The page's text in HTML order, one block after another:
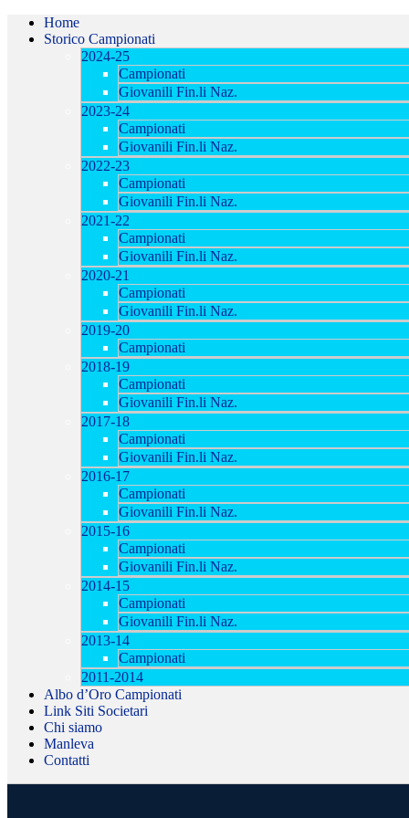
Home
Storico Campionati
2024-25
Campionati
Giovanili Fin.li Naz.
2023-24
Campionati
Giovanili Fin.li Naz.
2022-23
Campionati
Giovanili Fin.li Naz.
2021-22
Campionati
Giovanili Fin.li Naz.
2020-21
Campionati
Giovanili Fin.li Naz.
2019-20
Campionati
2018-19
Campionati
Giovanili Fin.li Naz.
2017-18
Campionati
Giovanili Fin.li Naz.
2016-17
Campionati
Giovanili Fin.li Naz.
2015-16
Campionati
Giovanili Fin.li Naz.
2014-15
Campionati
Giovanili Fin.li Naz.
2013-14
Campionati
2011-2014
Albo d’Oro Campionati
Link Siti Societari
Chi siamo
Manleva
Contatti